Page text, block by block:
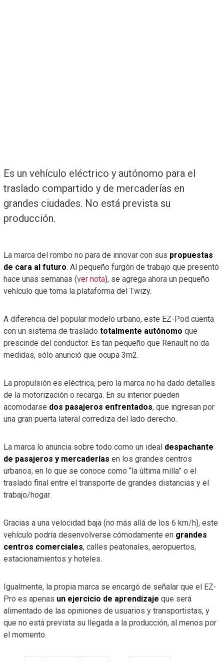
Es un vehículo eléctrico y autónomo para el
traslado compartido y de mercaderías en
grandes ciudades. No está prevista su
producción.
La marca del rombo no para de innovar con sus propuestas
de cara al futuro. Al pequeño furgón de trabajo que presentó
hace unas semanas (ver nota), se agrega ahora un pequeño
vehículo que toma la plataforma del Twizy.
A diferencia del popular modelo urbano, este EZ-Pod cuenta
con un sistema de traslado totalmente autónomo que
prescinde del conductor. Es tan pequeño que Renault no da
medidas, sólo anunció que ocupa 3m2.
La propulsión es eléctrica, pero la marca no ha dado detalles
de la motorización o recarga. En su interior pueden
acomodarse dos pasajeros enfrentados, que ingresan por
una gran puerta lateral corrediza del lado derecho.
La marca lo anuncia sobre todo como un ideal despachante
de pasajeros y mercaderías en los grandes centros
urbanos, en lo que se conoce como “la última milla” o el
traslado final entre el transporte de grandes distancias y el
trabajo/hogar.
Gracias a una velocidad baja (no más allá de los 6 km/h), este
vehículo podría desenvolverse cómodamente en grandes
centros comerciales, calles peatonales, aeropuertos,
estacionamientos y hoteles.
Igualmente, la propia marca se encargó de señalar que el EZ-
Pro es apenas un ejercicio de aprendizaje que será
alimentado de las opiniones de usuarios y transportistas, y
que no está prevista su llegada a la producción, al menos por
el momento.